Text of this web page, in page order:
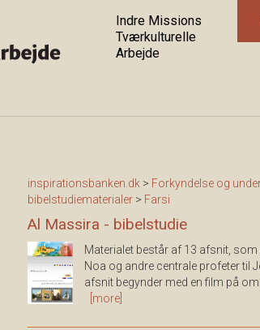
Indre Missions
Tværkulturelle
Arbejde
inspirationsbanken.dk> Forkyndelse og
bibelstudiematerialer> Farsi
Al Massira - bibelstudie
Materialet består af 13 afsnit,
Noa og andre centrale profeter til
afsnit begynder med en film på
[more]